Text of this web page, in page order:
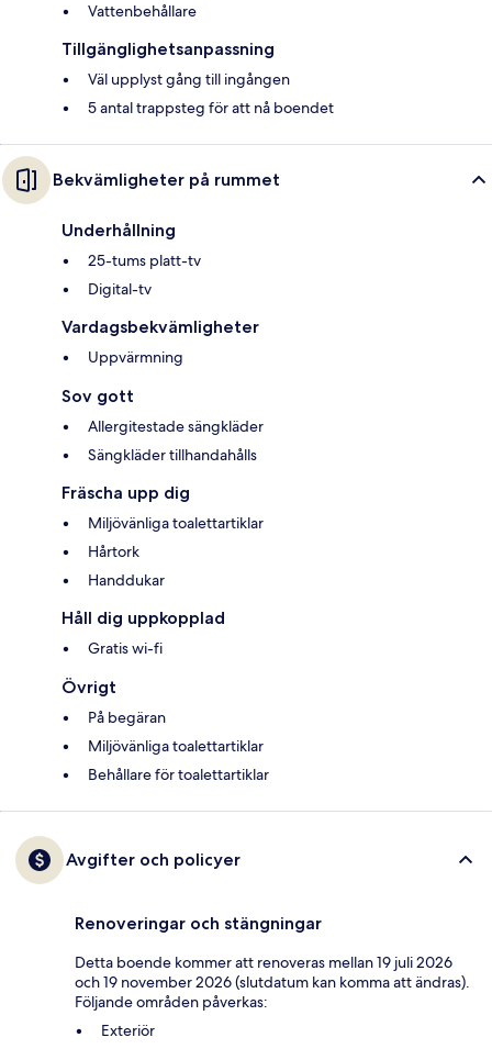
Vattenbehållare
Tillgänglighetsanpassning
Väl upplyst gång till ingången
5 antal trappsteg för att nå boendet
Bekvämligheter på rummet
Underhållning
25-tums platt-tv
Digital-tv
Vardagsbekvämligheter
Uppvärmning
Sov gott
Allergitestade sängkläder
Sängkläder tillhandahålls
Fräscha upp dig
Miljövänliga toalettartiklar
Hårtork
Handdukar
Håll dig uppkopplad
Gratis wi-fi
Övrigt
På begäran
Miljövänliga toalettartiklar
Behållare för toalettartiklar
Avgifter och policyer
Renoveringar och stängningar
Detta boende kommer att renoveras mellan 19 juli 2026
och 19 november 2026 (slutdatum kan komma att ändras).
Följande områden påverkas:
Exteriör